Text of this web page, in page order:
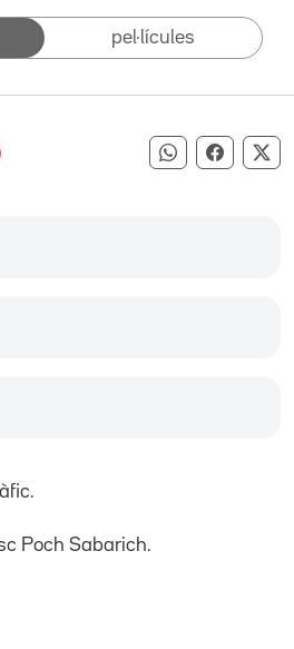
pel·lícules
Compartir
Poch Sabarich.